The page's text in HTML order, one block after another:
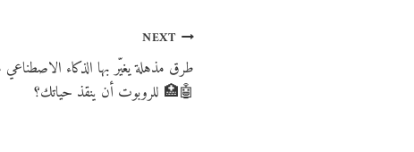
NEXT
للروبوت أن ينقذ حياتك؟ 🏥🤖